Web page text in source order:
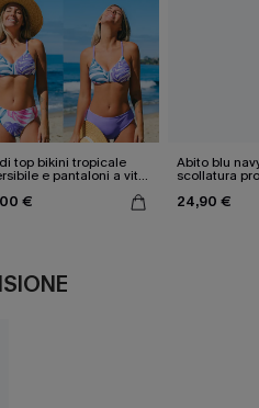
top bikini tropicale
e pantaloni a vita
€
Abito blu
scollatura
24,90 €